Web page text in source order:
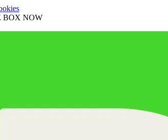
NOW